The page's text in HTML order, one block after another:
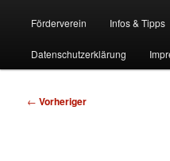
Förderverein Infos & Tipps
Datenschutzerklärung
Beitragsnavigation
← Vorheriger